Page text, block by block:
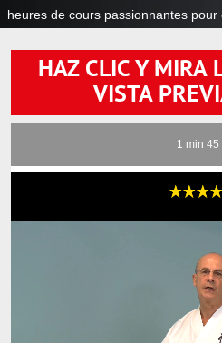
heures de cours passionnantes
HAZ CLIC Y MIRA
VISTA
1 min 45